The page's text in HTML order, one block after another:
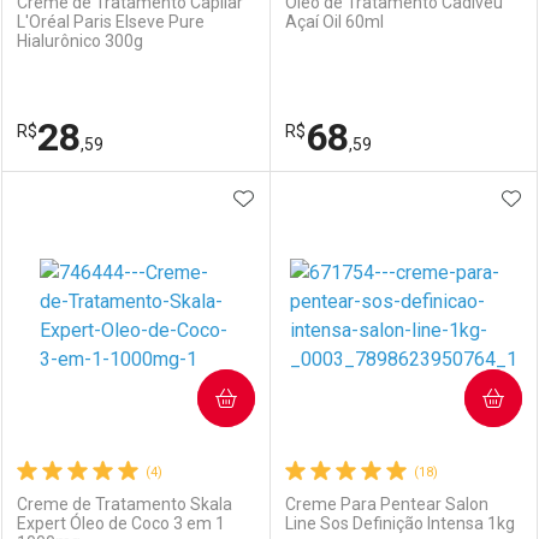
Ativar Desconto
Comprar sem Desconto
Por R$ 16,99/cada
Por R$ 16,99/cada
Comprar sem Desconto
Por R$ 10,59/cada
Por R$ 10,59/cada
L'Oréal Paris Elseve Pure
Hialurônico 300g
R$28,59
Laboratório
Por Menos
Açaí Oil 60ml
R$68,59
Laboratório
Por Menos
(4)
Creme de Tratamento Skala
Expert Óleo de Coco 3 em 1
ADICIONAR AOS FAVORITOS
COMPRAR
(18)
Creme Para Pentear Salon
Line Sos Definição Intensa 1kg
COMPRAR